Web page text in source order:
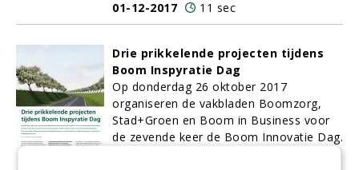
01-12-2017 11 sec
Drie prikkelende projecten tijdens
Boom Inspyratie Dag
Op donderdag 26 oktober 2017
organiseren de vakbladen Boomzorg,
Stad+Groen en Boom in Business voor
de zevende keer de Boom Innovatie Dag.